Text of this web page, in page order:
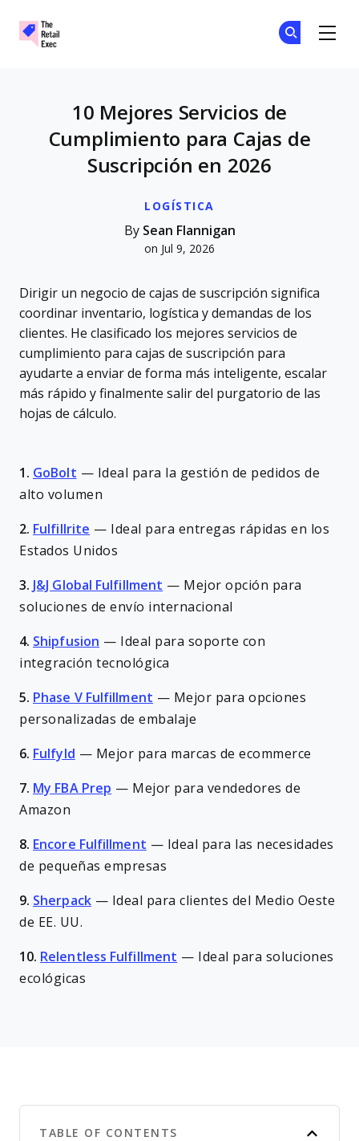
LOGÍSTICA
10 Mejores Servicios de
Cumplimiento para Cajas de
Suscripción en 2026
By Sean Flannigan
on Jul 9, 2026
Dirigir un negocio de cajas de suscripción significa
coordinar inventario, logística y demandas de los
clientes. He clasificado los mejores servicios de
cumplimiento para cajas de suscripción para
ayudarte a enviar de forma más inteligente, escalar
más rápido y finalmente salir del purgatorio de las
hojas de cálculo.
1. GoBolt — Ideal para la gestión de pedidos de
alto volumen
2. Fulfillrite —
Ideal para entregas rápidas en los
Estados Unidos
3. J&J Global Fulfillment — Mejor opción para
soluciones de envío internacional
4. Shipfusion —
Ideal para soporte con
integración tecnológica
5. Phase V Fulfillment — Mejor para opciones
personalizadas de embalaje
6. Fulfyld — Mejor para marcas de ecommerce
7. My FBA Prep — Mejor para vendedores de
Amazon
8. Encore Fulfillment — Ideal para las necesidades
de pequeñas empresas
9. Sherpack — Ideal para clientes del Medio Oeste
de EE. UU.
10. Relentless Fulfillment —
Ideal para soluciones
ecológicas
TABLE OF CONTENTS